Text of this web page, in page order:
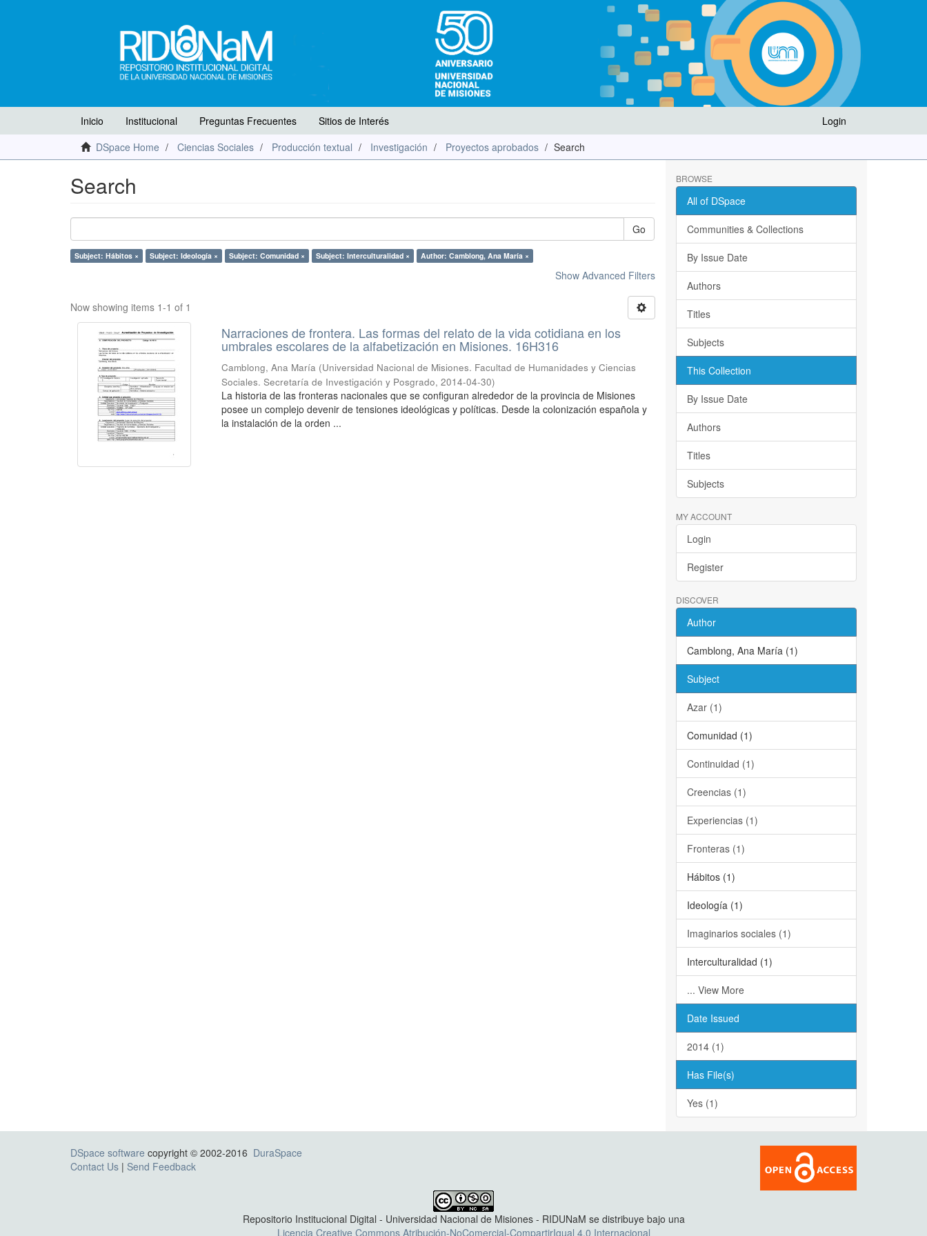
Login
Inicio Institucional Preguntas Frecuentes
Sitios de Interés
DSpace Home
Ciencias Sociales Producción textual Investigación Proyectos aprobados Search
Search
Go
Subject: Hábitos × Subject: Ideología × Subject: Comunidad × Subject: Interculturalidad × Author: Camblong, Ana María ×
Show Advanced Filters
Now showing items 1-1 of 1
Narraciones de frontera. Las formas del relato de la vida cotidiana en los
umbrales escolares de la alfabetización en Misiones. 16H316
Camblong, Ana María (Universidad Nacional de Misiones. Facultad de Humanidades y Ciencias
Sociales. Secretaría de Investigación y Posgrado,2014-04-30)
La historia de las fronteras nacionales que se configuran alrededor de la provincia de Misiones
posee un complejo devenir de tensiones ideológicas y políticas. Desde la colonización española y
la instalación de la orden ...
BROWSE
All of DSpace
Communities & Collections
By Issue Date
Authors
Titles
Subjects
This Collection
By Issue Date
Authors
Titles
Subjects
MY ACCOUNT
Login
Register
DISCOVER
Author
Camblong, Ana María (1)
Subject
Azar (1)
Comunidad (1)
Continuidad (1)
Creencias (1)
Experiencias (1)
Fronteras (1)
Hábitos (1)
Ideología (1)
Imaginarios sociales (1)
Interculturalidad (1)
... View More
Date Issued
2014 (1)
Has File(s)
Yes (1)
DSpace software copyright © 2002-2016 DuraSpace
Contact Us | Send Feedback
Repositorio Institucional Digital - Universidad Nacional de Misiones - RIDUNaM se distribuye bajo una
Licencia Creative Commons Atribución-NoComercial-CompartirIgual 4.0 Internacional